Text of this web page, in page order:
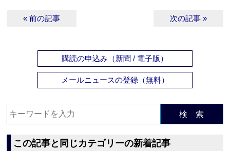
« 前の記事 次の記事 »
購読の申込み（新聞 / 電子版）
メールニュースの登録（無料）
検 索
この記事と同じカテゴリーの新着記事